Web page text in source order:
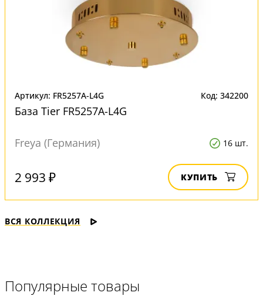
Артикул: FR5257A-L4G Код: 342200
База Tier FR5257A-L4G
Freya (Германия) 16 шт.
2 993 ₽ КУПИТЬ
ВСЯ КОЛЛЕКЦИЯ
Популярные товары